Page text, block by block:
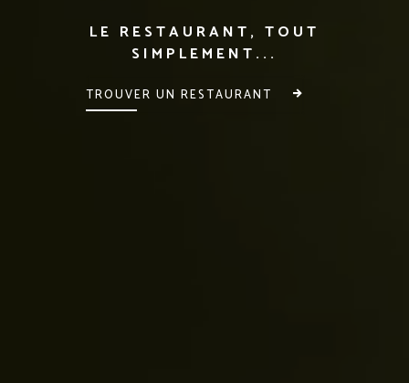
LE RESTAURANT, TOUT
SIMPLEMENT...
TROUVER UN RESTAURANT